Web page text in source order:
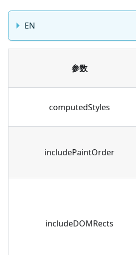
EN
参数
computedStyles
includePaintOrder
includeDOMRects